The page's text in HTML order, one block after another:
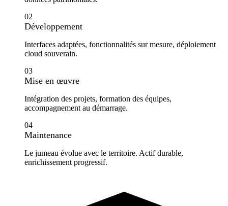
02
Développement
Interfaces adaptées, fonctionnalités sur mesure, déploiement
cloud souverain.
03
Mise en œuvre
Intégration des projets, formation des équipes,
accompagnement au démarrage.
04
Maintenance
Le jumeau évolue avec le territoire. Actif durable,
enrichissement progressif.